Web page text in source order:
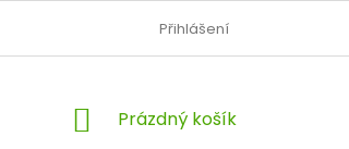
PODMÍNKY OCHRANY OSOBNÍCH
Přihlášení
NÁKUPNÍ
Prázdný košík